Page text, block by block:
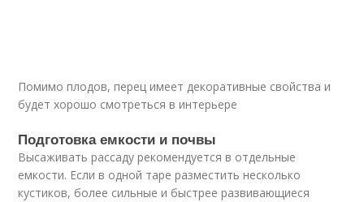
Помимо плодов, перец имеет декоративные свойства и
будет хорошо смотреться в интерьере
Подготовка емкости и почвы
Высаживать рассаду рекомендуется в отдельные
емкости. Если в одной таре разместить несколько
кустиков, более сильные и быстрее развивающиеся